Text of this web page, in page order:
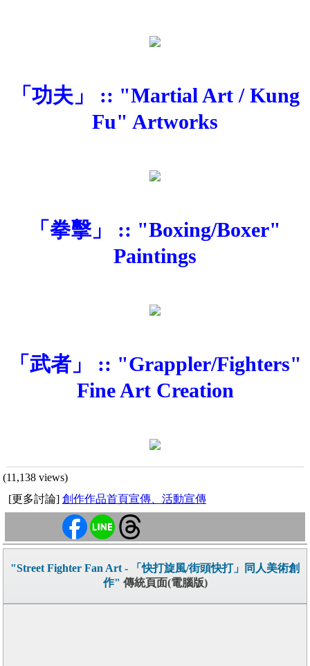
「功夫」 :: "Martial Art / Kung
Fu" Artworks
「拳擊」 :: "Boxing/Boxer"
Paintings
「武者」 :: "Grappler/Fighters"
Fine Art Creation
(11,138 views)
[更多討論] 創作作品首頁宣傳、活動宣傳
"Street Fighter Fan Art - 「快打旋風/街頭快打」同人美術創
作" 傳統頁面(電腦版)